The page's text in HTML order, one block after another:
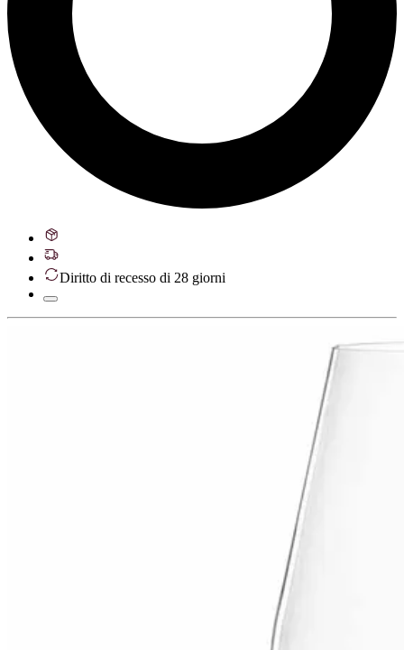
Diritto di recesso di 28 giorni